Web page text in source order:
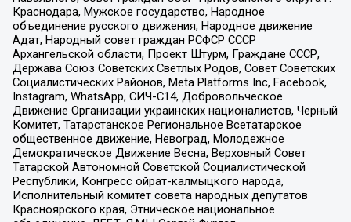
Краснодара, Мужское государство, Народное
объединение русского движения, Народное движение
Адат, Народный совет граждан РСФСР СССР
Архангельской области, Проект Штурм, Граждане СССР,
Держава Союз Советских Светлых Родов, Совет Советских
Социалистических Районов, Meta Platforms Inc, Facebook,
Instagram, WhatsApp, СИЧ-С14, Добровольческое
Движение Организации украинских националистов, Черный
Комитет, Татарстанское Региональное Всетатарское
общественное движение, Невоград, Молодежное
Демократическое Движение Весна, Верховный Совет
Татарской Автономной Советской Социалистической
Республики, Конгресс ойрат-калмыцкого народа,
Исполнительный комитет совета народных депутатов
Красноярского края, Этническое национальное